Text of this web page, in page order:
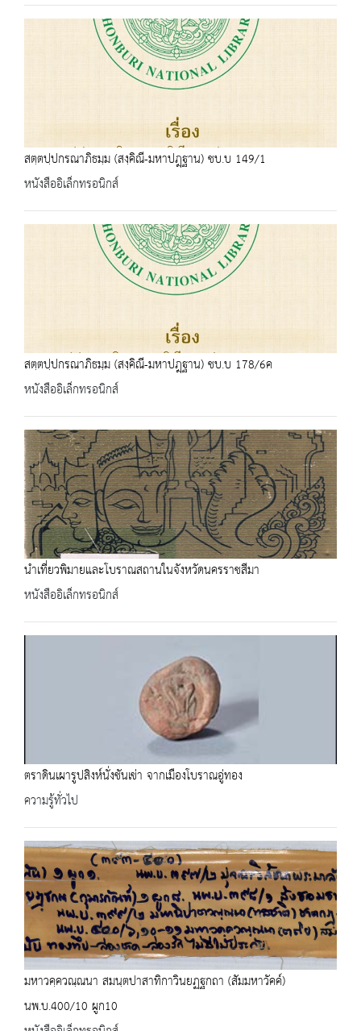
สตฺตปฺปกรณาภิธมฺม (สงฺคิณี-มหาปฎฺฐาน) ชบ.บ 149/1
หนังสืออิเล็กทรอนิกส์
สตฺตปฺปกรณาภิธมฺม (สงฺคิณี-มหาปฎฺฐาน) ชบ.บ 178/6ค
หนังสืออิเล็กทรอนิกส์
นำเที่ยวพิมายและโบราณสถานในจังหวัดนครราชสีมา
หนังสืออิเล็กทรอนิกส์
ตราดินเผารูปสิงห์นั่งชันเข่า จากเมืองโบราณอู่ทอง
ความรู้ทั่วไป
มหาวคฺควณฺณนา สมนฺตปาสาทิกาวินยฏฐกถา (สัมมหาวัคค์)
นพ.บ.400/10 ผูก10